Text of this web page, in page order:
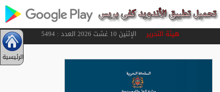
هيئة التحريرالإثنين 10 غشت 2026 العدد : 5494
الرئيسية